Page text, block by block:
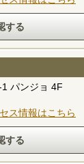
パンジョ 4F
ス情報はこちら